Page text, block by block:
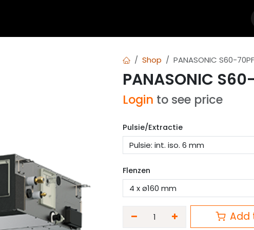
Shop PANASONIC S60-
PANASONIC
Login to see price
Pulsie/Extractie
Flenzen
Add